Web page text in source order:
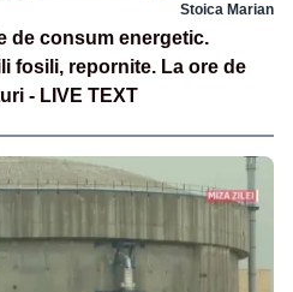
Stoica Marian
de consum energetic.
fosili, repornite. La ore de
- LIVE TEXT